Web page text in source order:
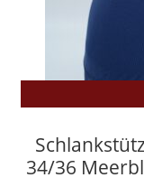
34/36